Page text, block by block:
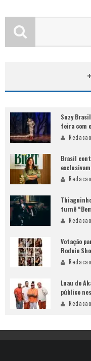
Suzy
feira com
Redacao
Brasil
Redacao
turnê
Redacao
Votação
Rodeio
Redacao
Luau do
público
Redacao